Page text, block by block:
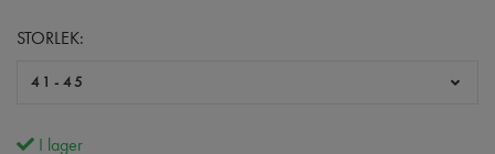
STORLEK:
41-45
I lager